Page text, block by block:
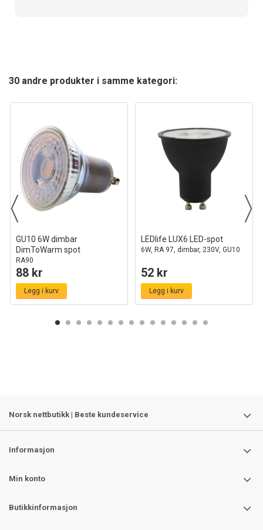
30 andre produkter i samme kategori:
GU10 6W dimbar
DimToWarm spot
RA90
88 kr
Legg i kurv
LEDlife LUX6 LED-spot
6W, RA 97, dimbar, 230V, GU10
52 kr
Legg i kurv
Norsk nettbutikk | Beste kundeservice
Informasjon
Min konto
Butikkinformasjon